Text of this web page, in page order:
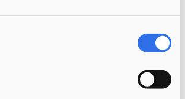
aanpak bereiken
voor het kind. We nemen de
t leren kennen, door
voor de thuiswereld van
te tonen en regelmatig aan